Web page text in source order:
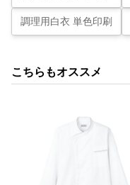
調理用白衣 単色印刷
こちらもオススメ